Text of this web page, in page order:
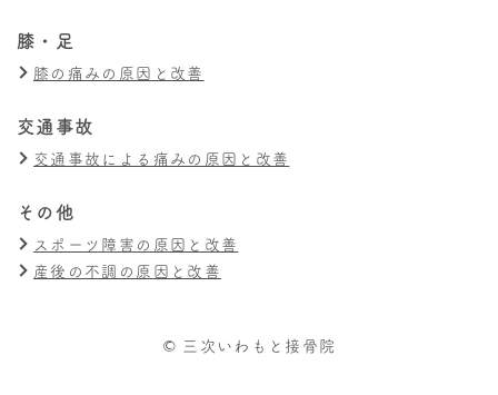
膝・足
膝の痛みの原因と改善
交通事故
交通事故による痛みの原因と改善
その他
スポーツ障害の原因と改善
産後の不調の原因と改善
© 三次いわもと接骨院